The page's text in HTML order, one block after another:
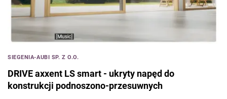
SIEGENIA-AUBI SP. Z O.O.
DRIVE axxent LS smart - ukryty napęd do
konstrukcji podnoszono-przesuwnych